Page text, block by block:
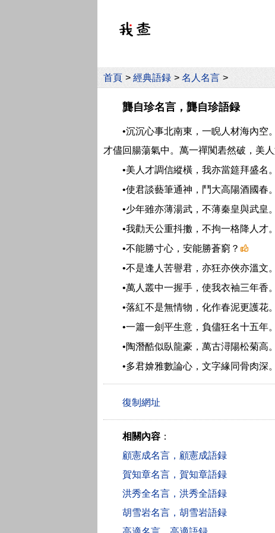
首頁 > 經典語録 > 名人名言 >
龔自珍名言，龔自珍語録
•沉沉心事北南東，一睨人材海內空
才儘回腸蕩氣中。萬一禪闃砉然破，美人
•美人才調信縱橫，我亦當筵拜盛名
•使君談藝筆通神，鬥大高陽酒國春
•少年雖亦薄湯武，不薄秦皇與武皇
•我勸天公重抖擻，不拘一格降人才。
•不能勝寸心，安能勝蒼窮？
•不是逢人苦譽君，亦狂亦俠亦溫文
•萬人叢中一握手，使我衣袖三年香。
•落紅不是無情物，化作春泥更護花。
•一簫一劍平生意，負儘狂名十五年。
•陶潛酷似臥龍豪，萬古潯陽松菊高
•多君媕雅數論心，文字緣同骨肉深
相關內容 ：
顧憲成名言，顧憲成語録
賀知章名言，賀知章語録
洪秀全名言，洪秀全語録
胡雪岩名言，胡雪岩語録